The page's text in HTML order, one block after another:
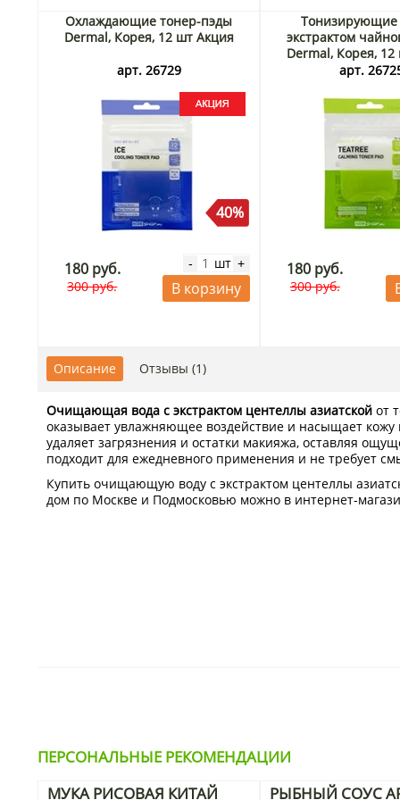
Охлаждающие тонер-пэды
Dermal, Корея, 12 шт Акция
арт. 26729
40%
180 руб.
300 руб.
- шт +
В корзину
Тонизирующие
экстрактом
Dermal, Корея,
арт.
180 руб.
300 руб.
Описание Отзывы (1)
Очищающая вода с экстрактом центеллы азиатской от
оказывает увлажняющее воздействие и насыщает
удаляет загрязнения и остатки макияжа, оставляя
подходит для ежедневного применения и не требует
Купить очищающую воду с экстрактом центеллы
дом по Москве и Подмосковью можно в интернет-
ПЕРСОНАЛЬНЫЕ РЕКОМЕНДАЦИИ
МУКА РИСОВАЯ КИТАЙ
РЫБНЫЙ СОУС